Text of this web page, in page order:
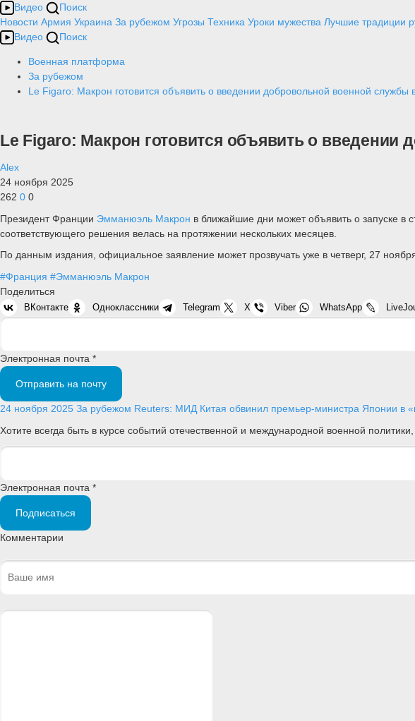
Видео
Поиск
Новости Армия Украина За рубежом Угрозы Техника Уроки мужества Лучшие традиции
Видео
Поиск
Военная платформа
За рубежом
Le Figaro: Макрон готовится объявить о введении добровольной военной службы
Le Figaro: Макрон готовится объявить о
Alex
24 ноября 2025
262 0 0
Президент Франции Эмманюэль Макрон в ближайшие дни может объявить о запуске
соответствующего решения велась на протяжении нескольких месяцев.
По данным издания, официальное заявление может прозвучать уже в четверг, 27
#Франция #Эмманюэль Макрон
Поделиться
ВКонтакте Одноклассники Telegram X Viber WhatsApp
Электронная почта *
Отправить на почту
24 ноября 2025 За рубежом Reuters: МИД Китая обвинил премьер-министра Японии в
Хотите всегда быть в курсе событий отечественной и международной военной
Электронная почта *
Подписаться
Комментарии